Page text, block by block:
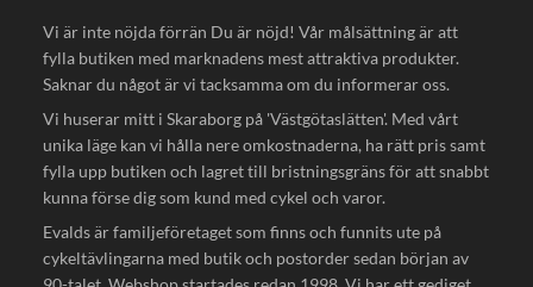
Vi är inte nöjda förrän Du är nöjd! Vår målsättning är att
fylla butiken med marknadens mest attraktiva produkter.
Saknar du något är vi tacksamma om du informerar oss.
Vi huserar mitt i Skaraborg på 'Västgötaslätten'. Med vårt
unika läge kan vi hålla nere omkostnaderna, ha rätt pris samt
fylla upp butiken och lagret till bristningsgräns för att snabbt
kunna förse dig som kund med cykel och varor.
Evalds är familjeföretaget som finns och funnits ute på
cykeltävlingarna med butik och postorder sedan början av